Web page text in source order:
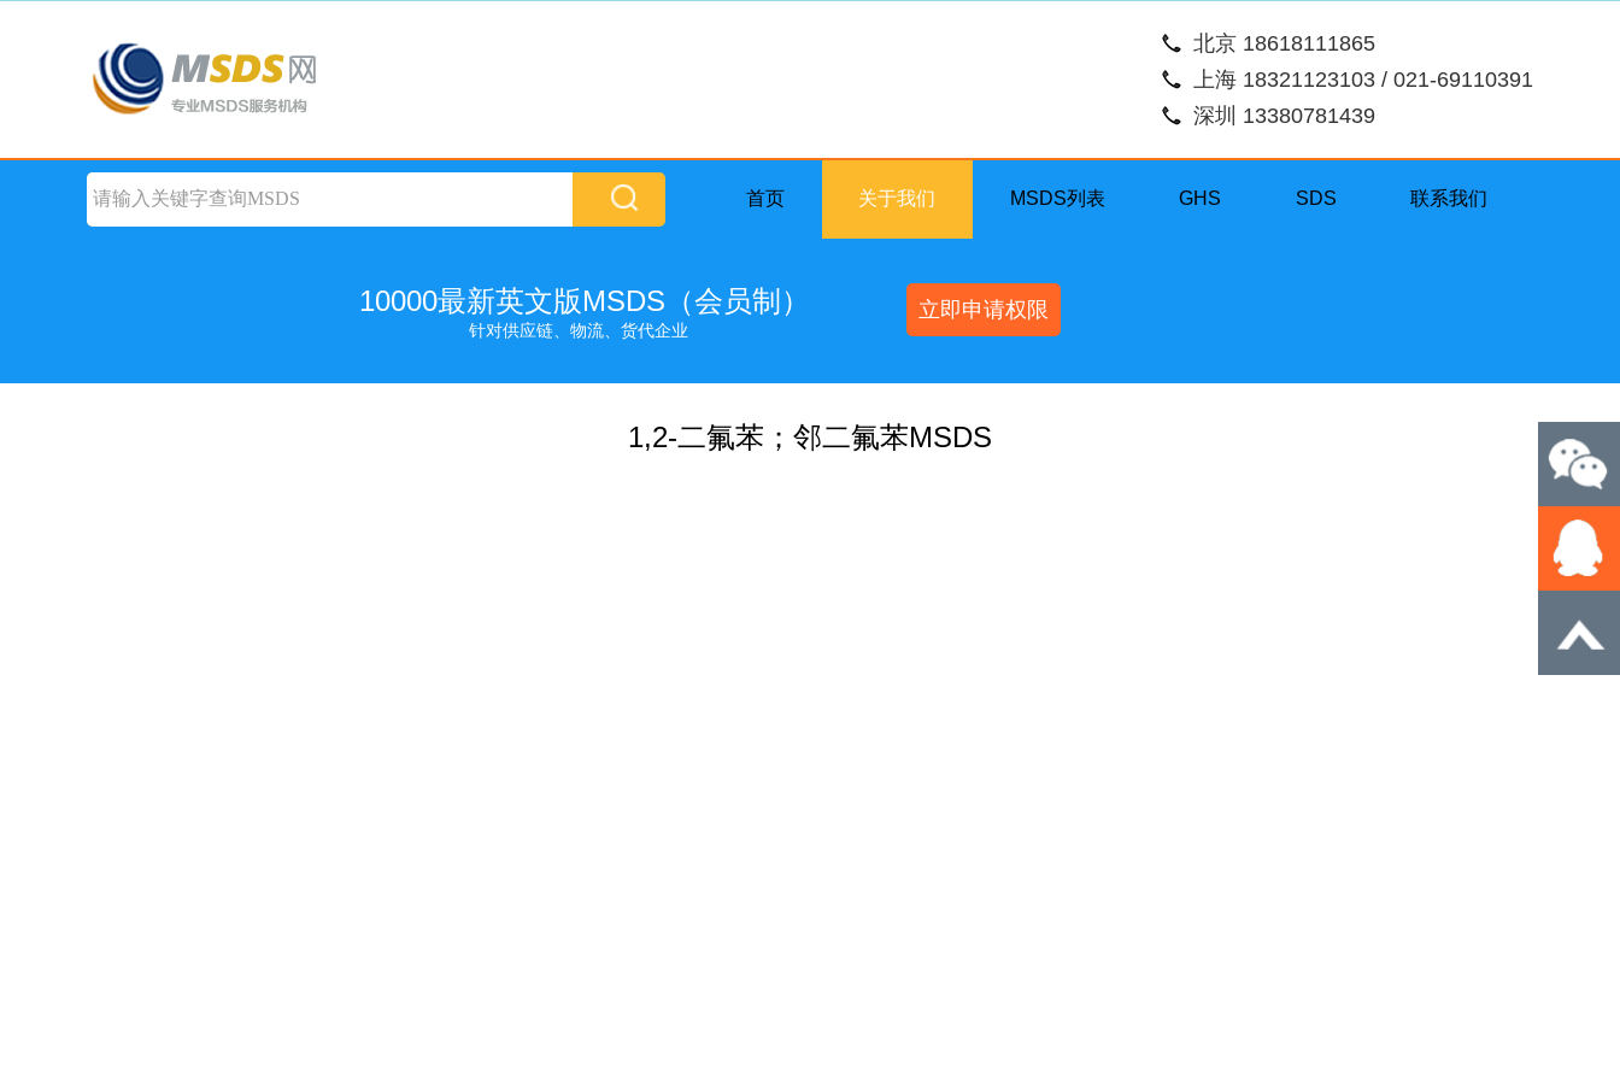
北京 18618111865
上海 18321123103 / 021-69110391
深圳 13380781439
首页 关于我们 MSDS列表 GHS SDS 联系我们
10000最新英文版MSDS（会员制）
针对供应链、物流、货代企业
立即申请权限
1,2-二氟苯；邻二氟苯MSDS